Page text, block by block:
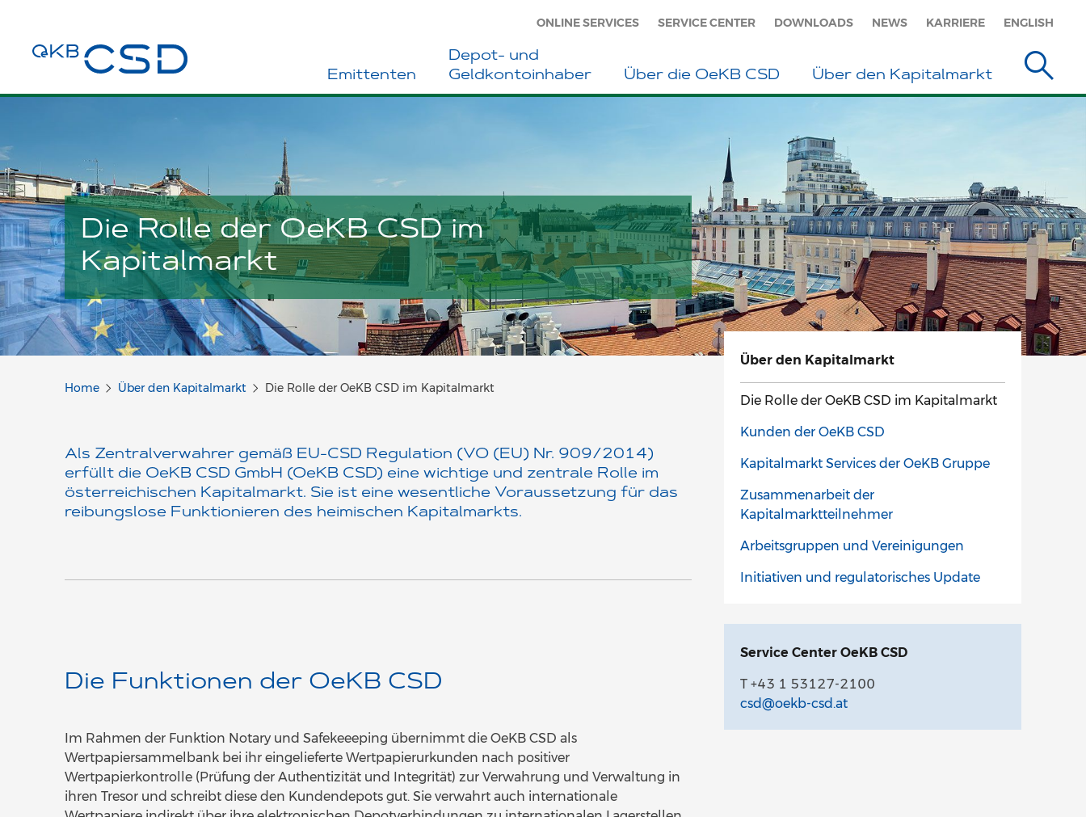
ONLINE SERVICES SERVICE CENTER DOWNLOADS NEWS KARRIERE ENGLISH
Emittenten
Depot- und
Geldkontoinhaber
Über die OeKB CSD Über den Kapitalmarkt
Die Rolle der OeKB CSD im
Kapitalmarkt
Home Über den Kapitalmarkt Die Rolle der OeKB CSD im Kapitalmarkt
Als Zentralverwahrer gemäß EU-CSD Regulation (VO (EU) Nr. 909/2014)
erfüllt die OeKB CSD GmbH (OeKB CSD) eine wichtige und zentrale Rolle im
österreichischen Kapitalmarkt. Sie ist eine wesentliche Voraussetzung für das
reibungslose Funktionieren des heimischen Kapitalmarkts.
Die Funktionen der OeKB CSD
Im Rahmen der Funktion Notary und Safekeeeping übernimmt die OeKB CSD als
Wertpapiersammelbank bei ihr eingelieferte Wertpapierurkunden nach positiver
Wertpapierkontrolle (Prüfung der Authentizität und Integrität) zur Verwahrung und Verwaltung in
ihren Tresor und schreibt diese den Kundendepots gut. Sie verwahrt auch internationale
Über den Kapitalmarkt
Die Rolle der OeKB CSD im Kapitalmarkt
Kunden der OeKB CSD
Kapitalmarkt Services der OeKB Gruppe
Zusammenarbeit der
Kapitalmarktteilnehmer
Arbeitsgruppen und Vereinigungen
Initiativen und regulatorisches Update
Service Center OeKB CSD
T +43 1 53127-2100
csd@oekb-csd.at